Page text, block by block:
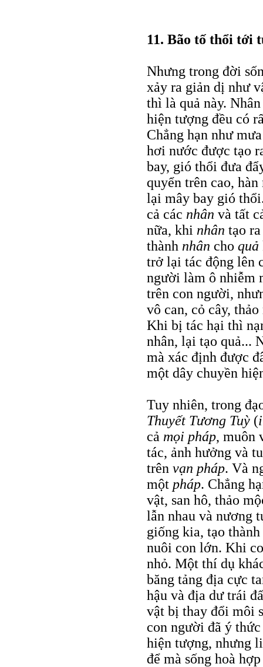
11. Bão tố thổi tới
Nhưng trong đời
xảy ra giản dị như
thì là quả này.
hiện tượng đều có
Chẳng hạn như
hơi nước được tạo
bay, gió thổi đưa
quyển trên cao,
lại mây bay gió
cả các nhân và tất
nữa, khi nhân tạo
thành nhân cho quả
trở lại tác động lên
người làm ô nhiễm
trên con người,
vô can, cỏ cây,
Khi bị tác hại thì
nhân, lại tạo quả...
mà xác định được
một dây chuyền
Tuy nhiên, trong
Thuyết Tương Tuỳ (
cả mọi pháp, muôn
tác, ảnh hưởng và
trên vạn pháp. Và
một pháp. Chẳng
vật, san hô, thảo
lẫn nhau và nương
giống kia, tạo
nuôi con lớn. Khi
nhỏ. Một thí dụ
băng tảng địa cực
hậu và địa dư trái
vật bị thay đổi môi
con người đã ý
hiện tượng, nhưng
để mà sống hoà